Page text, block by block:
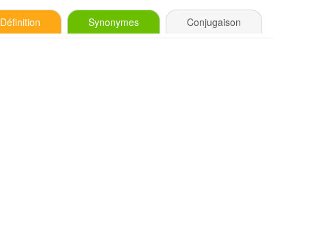
Définition Synonymes Conjugaison